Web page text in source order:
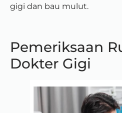
gigi dan bau mulut.
Pemeriksaan
Dokter Gigi